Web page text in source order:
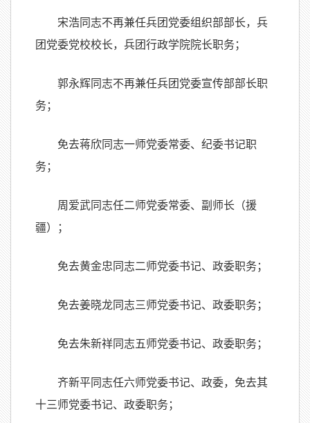
宋浩同志不再兼任兵团党委组织部部长，兵
团党委党校校长，兵团行政学院院长职务；
郭永辉同志不再兼任兵团党委宣传部部长职
务；
免去蒋欣同志一师党委常委、纪委书记职
务；
周爱武同志任二师党委常委、副师长（援
疆）；
免去黄金忠同志二师党委书记、政委职务；
免去姜晓龙同志三师党委书记、政委职务；
免去朱新祥同志五师党委书记、政委职务；
齐新平同志任六师党委书记、政委，免去其
十三师党委书记、政委职务；